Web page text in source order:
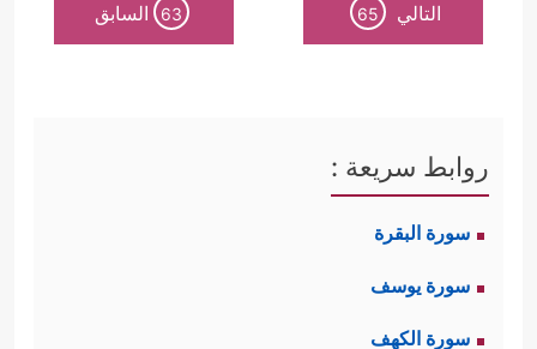
التالي 65
63 السابق
روابط سريعة :
سورة البقرة
سورة يوسف
سورة الكهف